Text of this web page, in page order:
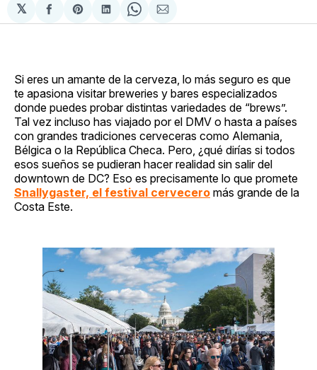
𝕏
Compartir
en
Share
on
Compartir
en
Share
on
Compartir
via
Si eres un amante de la cerveza, lo más seguro es que
te apasiona visitar breweries y bares especializados
donde puedes probar distintas variedades de “brews”.
Tal vez incluso has viajado por el DMV o hasta a países
con grandes tradiciones cerveceras como Alemania,
Bélgica o la República Checa. Pero, ¿qué dirías si todos
esos sueños se pudieran hacer realidad sin salir del
downtown de DC? Eso es precisamente lo que promete
Snallygaster, el festival cervecero más grande de la
Costa Este.